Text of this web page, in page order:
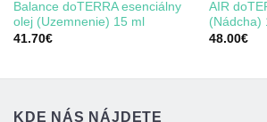
Balance doTERRA esenciálny
olej (Uzemnenie) 15 ml
41.70€
AIR
(Nádcha)
48.00€
KDE NÁS NÁJDETE